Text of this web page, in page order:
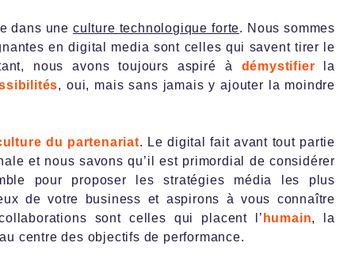
dans uneculture technologique forte. Nous sommes
en digital media sont celles qui savent tirer le
nous avons toujours aspiré à démystifier la
, oui, mais sans jamais y ajouter la moindre
du partenariat. Le digital fait avant tout partie
et nous savons qu’il est primordial de considérer
pour proposer les stratégies média les plus
de votre business et aspirons à vous connaître
sont celles qui placent l’ humain, la
centre des objectifs de performance.